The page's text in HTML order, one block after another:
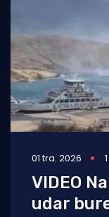
01 tra. 2026
VIDEO
udar